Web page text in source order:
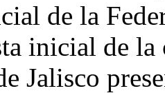
de la
inicial de la
Jalisco